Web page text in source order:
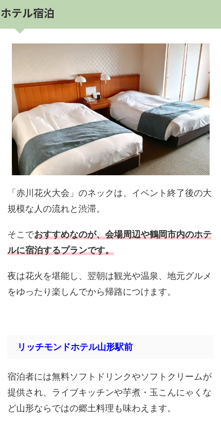
ホテル宿泊
「赤川花火大会」のネックは、イベント終了後の大
規模な人の流れと渋滞。
そこでおすすめなのが、会場周辺や鶴岡市内のホテ
ルに宿泊するプランです。
夜は花火を堪能し、翌朝は観光や温泉、地元グルメ
をゆったり楽しんでから帰路につけます。
リッチモンドホテル山形駅前
宿泊者には無料ソフトドリンクやソフトクリームが
提供され、ライブキッチンや芋煮・玉こんにゃくな
ど山形ならではの郷土料理も味わえます。